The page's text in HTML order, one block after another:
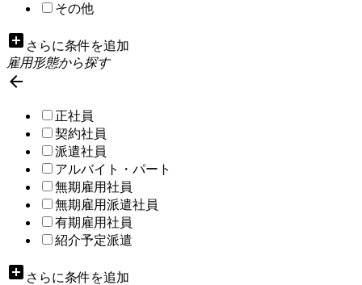
その他
add_box さらに条件を追加
雇用形態から探す

正社員
契約社員
派遣社員
アルバイト・パート
無期雇用社員
無期雇用派遣社員
有期雇用社員
紹介予定派遣
add_box さらに条件を追加